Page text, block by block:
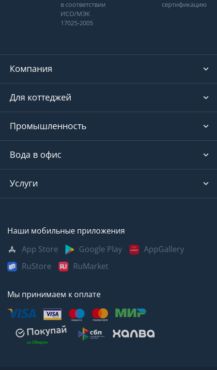
в соответствии
ИСО/МЭК
17025-2005
сертификацию
Компания
Для коттеджей
Промышленность
Вода в офис
Услуги
Наши мобильные приложения
App Store
Google Play
AppGallery
RuStore
RuMarket
Мы принимаем к оплате